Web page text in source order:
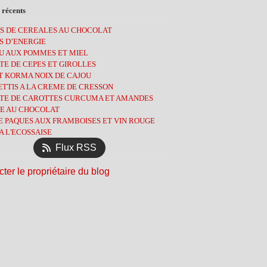
(2)(2)
(1)
(3)
(2)
(5)
(4)
(7)
(3)
(6)
(13)
(5)
(10)
(11)
(8)
(9)
(8)
(3)
(9)
(4)
(14)
(11)
(12)
DE CEREALES AU CHOCOLAT
D’ENERGIE
AUX POMMES ET MIEL
DE CEPES ET GIROLLES
KORMA NOIX DE CAJOU
A LA CREME DE CRESSON
DE CAROTTES CURCUMA ET AMANDES
AU CHOCOLAT
PAQUES AUX FRAMBOISES ET VIN ROUGE
L'ECOSSAISE
Flux RSS
le propriétaire du blog